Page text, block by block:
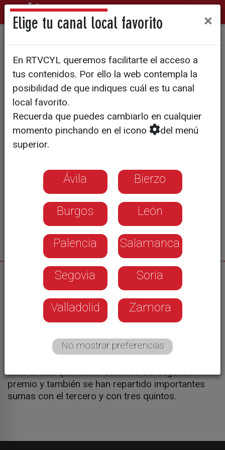
El sorteo de Navidad deja
más de 400 000 euros en
Salamanca
22/12/2025
Este año tampoco, el Gordo se quedó en Castilla
y León, casi todo en la provincia de León, pero no
quiso acordarse de Salamanca. Aunque sí ha
habido celebraciones en la mañana de la ilusión
por excelencia. Las trabajadoras de una tienda de
todo lo alto que tenían décimos del segundo
premio y también se han repartido importantes
sumas con el tercero y con tres quintos.
Elige tu canal local favorito ×
En RTVCYL queremos facilitarte el acceso a
tus contenidos. Por ello la web contempla la
posibilidad de que indiques cuál es tu canal
local favorito.
Recuerda que puedes cambiarlo en cualquier
momento pinchando en el icono
del menú
superior.
Ávila Bierzo
Burgos León
Palencia Salamanca
Segovia Soria
Valladolid Zamora
No mostrar preferencias